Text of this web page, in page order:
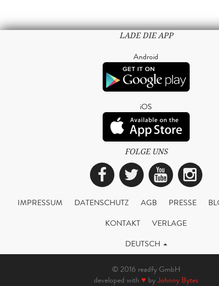
LADE DIE APP
Android
iOS
FOLGE UNS
Facebook
Twitter
IMPRESSUM DATENSCHUTZ AGB PRESSE
KONTAKT
VERLAGE
DEUTSCH
© 2016 readfy GmbH
developed with ♥ byJohnny Bytes